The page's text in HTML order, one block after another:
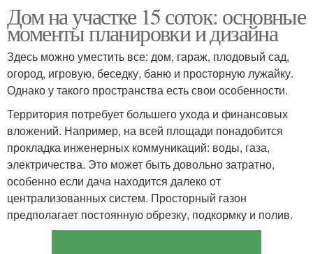
Дом на участке 15 соток: основные
моменты планировки и дизайна
Здесь можно уместить все: дом, гараж, плодовый сад,
огород, игровую, беседку, баню и просторную лужайку.
Однако у такого пространства есть свои особенности.
Территория потребует большего ухода и финансовых
вложений. Например, на всей площади понадобится
прокладка инженерных коммуникаций: воды, газа,
электричества. Это может быть довольно затратно,
особенно если дача находится далеко от
централизованных систем. Просторный газон
предполагает постоянную обрезку, подкормку и полив.